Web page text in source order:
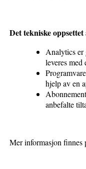
Det tekniske
Analytics
leveres med
hjelp av en
anbefalte
Mer informasjon